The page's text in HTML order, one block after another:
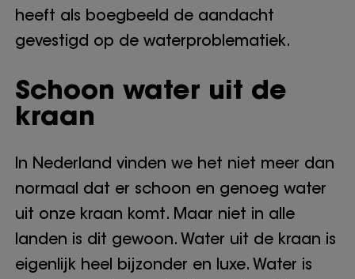
heeft als boegbeeld de aandacht
gevestigd op de waterproblematiek.
Schoon water uit de
kraan
In Nederland vinden we het niet meer dan
normaal dat er schoon en genoeg water
uit onze kraan komt. Maar niet in alle
landen is dit gewoon. Water uit de kraan is
eigenlijk heel bijzonder en luxe. Water is